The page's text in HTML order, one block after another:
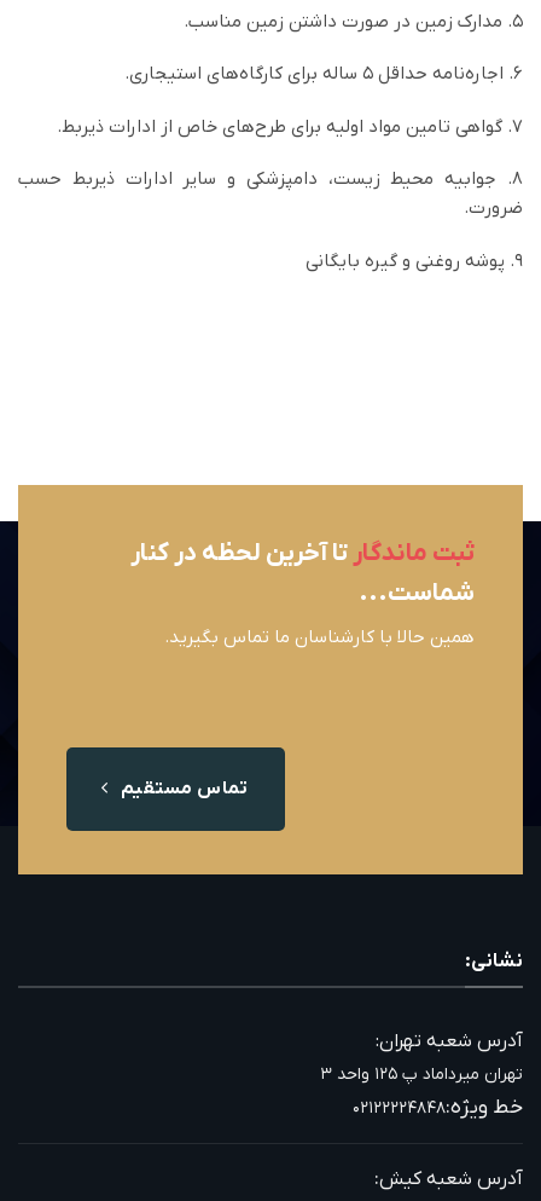
۵. مدارک زمین در صورت داشتن زمین مناسب.
۶. اجاره‌نامه حداقل ۵ ساله برای کارگاه‌های استیجاری.
۷. گواهی تامین مواد اولیه برای طرح‌های خاص از ادارات ذیربط.
۸. جوابیه محیط زیست، ‌دامپزشکی و سایر ادارات ذیربط حسب
ضرورت.
۹. پوشه روغنی و گیره بایگانی
ثبت ماندگار تا آخرین لحظه در کنار
شماست...
همین حالا با کارشناسان ما تماس بگیرید.
تماس مستقیم
نشانی:
آدرس شعبه تهران:
تهران میرداماد پ ۱۲۵ واحد ۳
خط ویژه:۰۲۱۲۲۲۲۴۸۴۸
آدرس شعبه کیش: